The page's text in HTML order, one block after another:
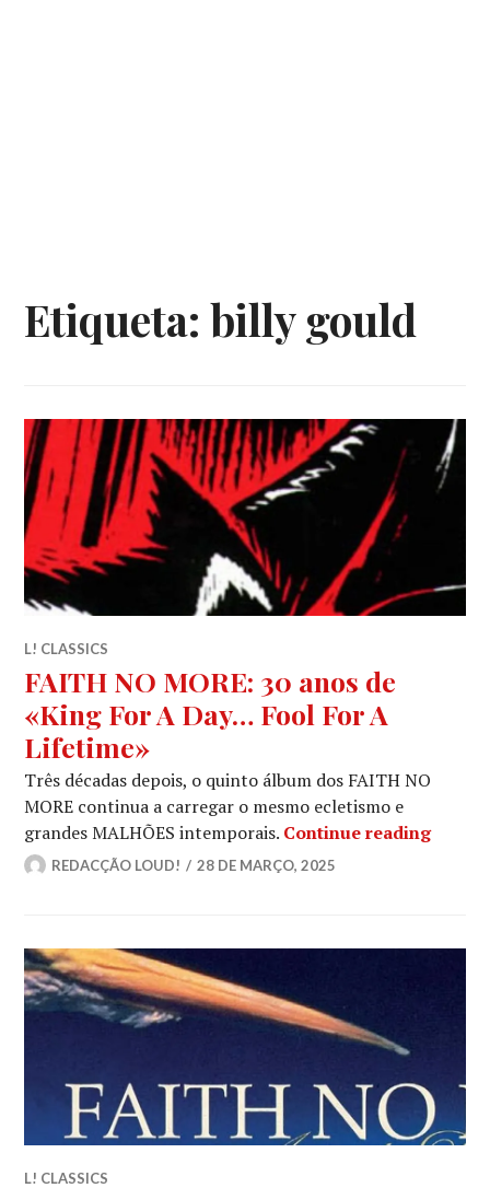
Etiqueta:billy gould
L! CLASSICS
FAITH NO MORE: 30 anos de
«King For A Day… Fool For A
Lifetime»
Três décadas depois, o quinto álbum dos FAITH NO
MORE continua a carregar o mesmo ecletismo e
grandes MALHÕES intemporais. Continue readingFAITH
REDACÇÃO LOUD! 28 DE MARÇO, 2025
L! CLASSICS